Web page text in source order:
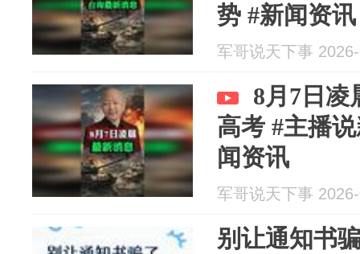
势 #新闻资讯
军哥说天下事
8月7日凌
高考 #主播
闻资讯
军哥说天下事
别让通知书